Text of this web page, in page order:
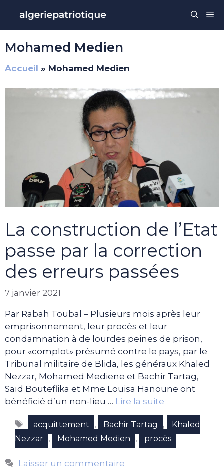
contenu
Mohamed Medien
Accueil » Mohamed Medien
La construction de l’Etat
passe par la correction
des erreurs passées
7 janvier 2021
Par Rabah Toubal – Plusieurs mois après leur
emprisonnement, leur procès et leur
condamnation à de lourdes peines de prison,
pour «complot» présumé contre le pays, par le
Tribunal militaire de Blida, les généraux Khaled
Nezzar, Mohamed Mediene et Bachir Tartag,
Saïd Bouteflika et Mme Louisa Hanoune ont
bénéficié d’un non-lieu … Lire la suite
Étiquettes
acquittement , Bachir Tartag ,
Khaled
Nezzar , Mohamed Medien , procès
Laisser un commentaire